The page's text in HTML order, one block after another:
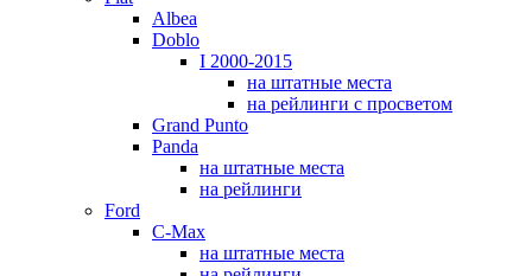
Albea
Doblo
I 2000-2015
на штатные места
на рейлинги с просветом
Grand Punto
Panda
на штатные места
на рейлинги
Ford
C-Max
на штатные места